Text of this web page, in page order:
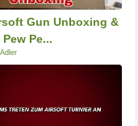
Gun Unboxing &
Pe...